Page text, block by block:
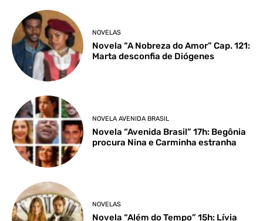
NOVELAS
Novela “A Nobreza do Amor” Cap. 121:
Marta desconfia de Diógenes
NOVELA AVENIDA BRASIL
Novela “Avenida Brasil” 17h: Begônia
procura Nina e Carminha estranha
NOVELAS
Novela “Além do Tempo” 15h: Lívia